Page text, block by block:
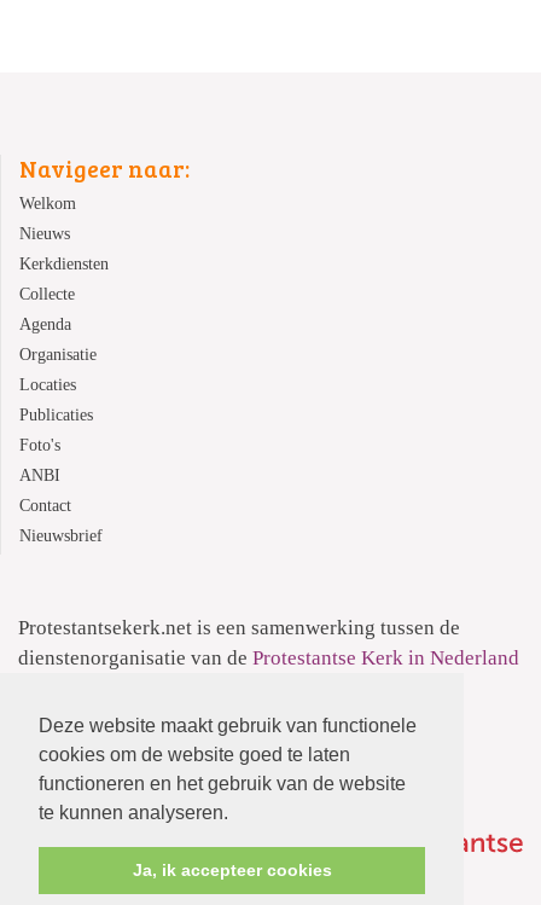
Deze website maakt gebruik van functionele
cookies om de website goed te laten
functioneren en het gebruik van de website
te kunnen analyseren.
Ja, ik accepteer cookies
Navigeer naar:
Welkom
Nieuws
Kerkdiensten
Collecte
Agenda
Organisatie
Locaties
Publicaties
Foto's
ANBI
Contact
Nieuwsbrief
Protestantsekerk.net is een samenwerking tussen de
dienstenorganisatie van de Protestantse Kerk in Nederland
Informatie over dePrivacyverklaring